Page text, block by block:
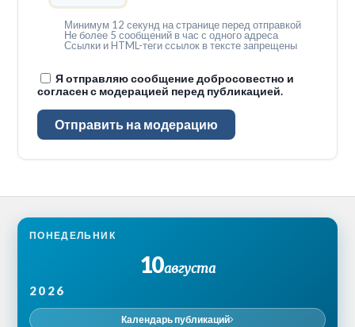
Минимум 12 секунд на странице перед отправкой
Не более 5 сообщений в час с одного адреса
Ссылки и HTML-теги ссылок в тексте запрещены
Я отправляю сообщение добросовестно и
согласен с модерацией перед публикацией.
Отправить на модерацию
ПОНЕДЕЛЬНИК
10августа
2026
Календарь публикаций